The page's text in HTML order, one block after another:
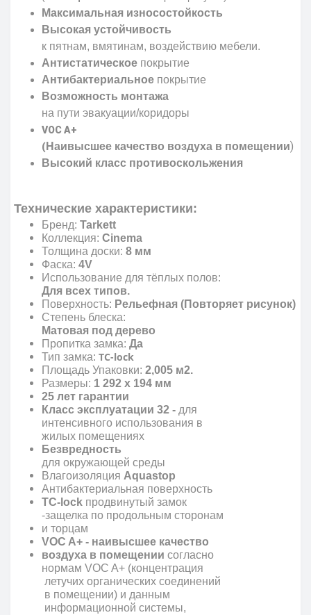
Максимальная износостойкость
Высокая устойчивость
к пятнам, вмятинам, воздействию мебели.
Антистатическое покрытие
Антибактериальное покрытие
Возможность монтажа
на пути эвакуации/коридоры
VOC A+
( Наивысшее качество воздуха в помещении)
Высокий класс противоскольжения
Технические характеристики:
Бренд: Tarkett
Коллекция: Cinema
Толщина доски: 8 мм
Фаска: 4V
Использование для тёплых полов:
Для всех типов.
Поверхность: Рельефная (Повторяет рисунок)
Степень блеска:
Матовая под дерево
Пропитка замка: Да
Тип замка: TC-lock
Площадь Упаковки: 2,005 м2.
Размеры: 1 292 x 194 мм
25 лет гарантии
Класс эксплуатации 32 - для
интенсивного использования в
жилых помещениях
Безвредность
для окружающей среды
Влагоизоляция Aquastop
Антибактериальная поверхность
TC-lock продвинутый замок
-защелка по продольным сторонам
и торцам
VOC A+ - наивысшее качество
воздуха в помещении согласно
нормам VOC A+ (концентрация
летучих органических соединений
в помещении) и данным
информационной системы,